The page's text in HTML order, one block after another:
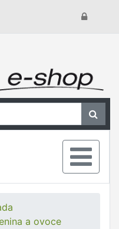
a ovoce